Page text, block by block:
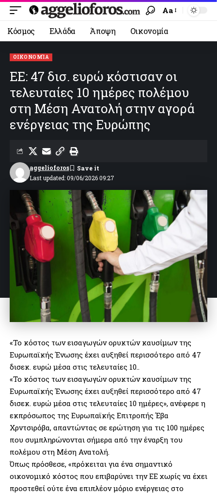
Aa
Κόσμος Ελλάδα Άποψη Οικονομία
ΟΙΚΟΝΟΜΊΑ
ΕΕ: 47 δισ. ευρώ κόστισαν οι
τελευταίες 10 ημέρες πολέμου
στη Μέση Ανατολή στην αγορά
ενέργειας της Ευρώπης
Last updated: 09/06/2026 09:27
aggelioforos
«Το κόστος των εισαγωγών ορυκτών καυσίμων της
Ευρωπαϊκής Ένωσης έχει αυξηθεί περισσότερο από 47
δισεκ. ευρώ μέσα στις τελευταίες 10..
«Το κόστος των εισαγωγών ορυκτών καυσίμων της
Ευρωπαϊκής Ένωσης έχει αυξηθεί περισσότερο από 47
δισεκ. ευρώ μέσα στις τελευταίες 10 ημέρες», ανέφερε η
εκπρόσωπος της Ευρωπαϊκής Επιτροπής Έβα
Χρντσιρόβα, απαντώντας σε ερώτηση για τις 100 ημέρες
που συμπληρώνονται σήμερα από την έναρξη του
πολέμου στη Μέση Ανατολή.
Όπως πρόσθεσε, «πρόκειται για ένα σημαντικό
οικονομικό κόστος που επιβαρύνει την ΕΕ χωρίς να έχει
προστεθεί ούτε ένα επιπλέον μόριο ενέργειας στο